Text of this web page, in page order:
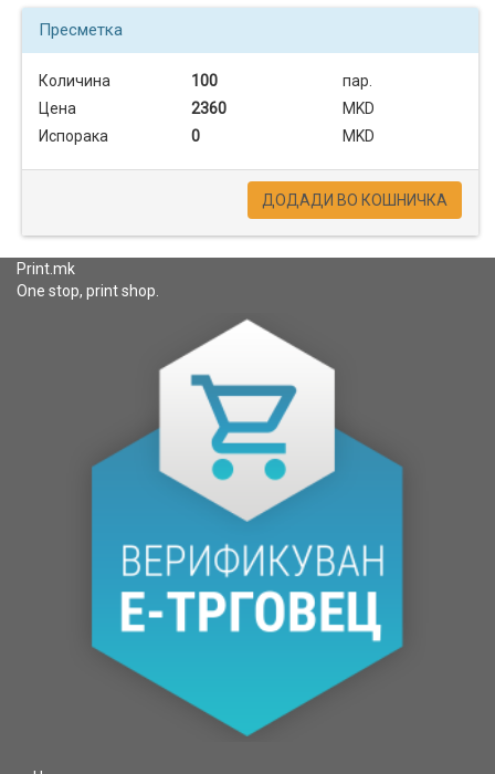
Пресметка
Количина 100
пар.
Цена
2360
MKD
Испорака
0 MKD
ДОДАДИ ВО КОШНИЧКА
Print.mk
One stop, print shop.